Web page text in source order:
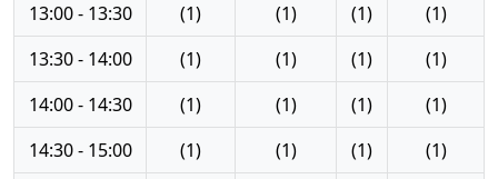
13:00 - 13:30
(1) (1) (1)
(1)
13:30 - 14:00
(1) (1) (1)
(1)
14:00 - 14:30
(1) (1) (1)
(1)
14:30 - 15:00
(1) (1) (1)
(1)